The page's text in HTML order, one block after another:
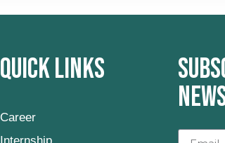
Quick Links
Career